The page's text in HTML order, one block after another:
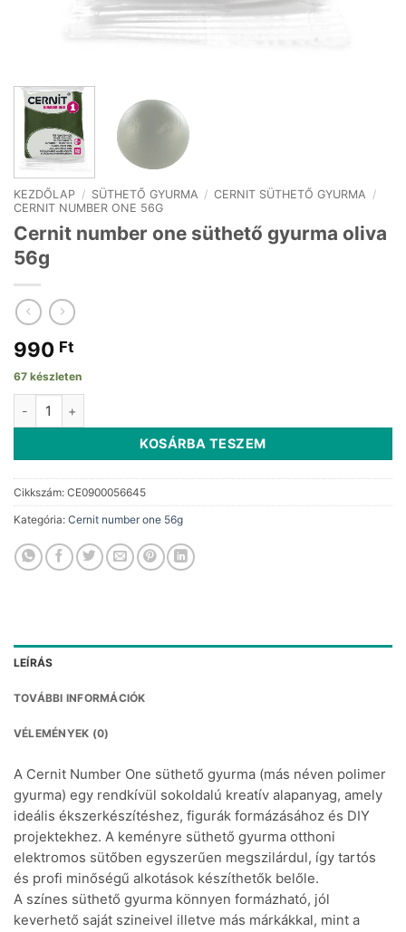
KEZDŐLAP / SÜTHETŐ GYURMA / CERNIT SÜTHETŐ GYURMA /
CERNIT NUMBER ONE 56G
Cernit number one süthető gyurma oliva
56g
990 Ft
67 készleten
KOSÁRBA TESZEM
Cikkszám: CE0900056645
Kategória: Cernit number one 56g
LEÍRÁS
TOVÁBBI INFORMÁCIÓK
VÉLEMÉNYEK (0)
A Cernit Number One süthető gyurma (más néven polimer
gyurma) egy rendkívül sokoldalú kreatív alapanyag, amely
ideális ékszerkészítéshez, figurák formázásához és DIY
projektekhez. A keményre süthető gyurma otthoni
elektromos sütőben egyszerűen megszilárdul, így tartós
és profi minőségű alkotások készíthetők belőle.
A színes süthető gyurma könnyen formázható, jól
keverhető saját szineivel illetve más márkákkal, mint a